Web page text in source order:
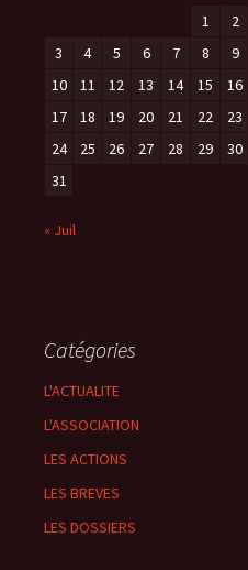
1
2
3
4 5 6 7 8
9
10
11 12 13 14 15
16
17
18 19 20 21 22
23
24
25 26 27 28 29
30
31
« Juil
Catégories
L'ACTUALITE
L'ASSOCIATION
LES ACTIONS
LES BREVES
LES DOSSIERS